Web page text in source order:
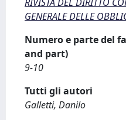
GENERALE DELLE
Numero e parte del
and part)
9-10
Tutti gli autori
Galletti, Danilo